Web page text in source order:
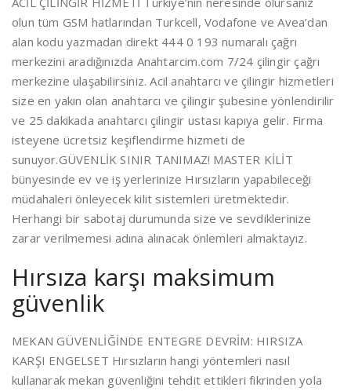
olun tüm GSM hatlarından Turkcell, Vodafone ve Avea’dan
alan kodu yazmadan direkt 444 0 193 numaralı çağrı
merkezini aradığınızda Anahtarcim.com 7/24 çilingir çağrı
merkezine ulaşabilirsiniz. Acil anahtarcı ve çilingir hizmetleri
size en yakın olan anahtarcı ve çilingir şubesine yönlendirilir
ve 25 dakikada anahtarcı çilingir ustası kapıya gelir. Firma
isteyene ücretsiz keşiflendirme hizmeti de
sunuyor.GÜVENLİK SINIR TANIMAZ! MASTER KİLİT
bünyesinde ev ve iş yerlerinize Hırsızların yapabileceği
müdahaleri önleyecek kilit sistemleri üretmektedir.
Herhangi bir sabotaj durumunda size ve sevdiklerinize
zarar verilmemesi adına alınacak önlemleri almaktayız.
Hırsıza karşı maksimum
güvenlik
MEKAN GÜVENLİĞİNDE ENTEGRE DEVRİM: HIRSIZA
KARŞI ENGELSET Hırsızların hangi yöntemleri nasıl
kullanarak mekan güvenliğini tehdit ettikleri fikrinden yola